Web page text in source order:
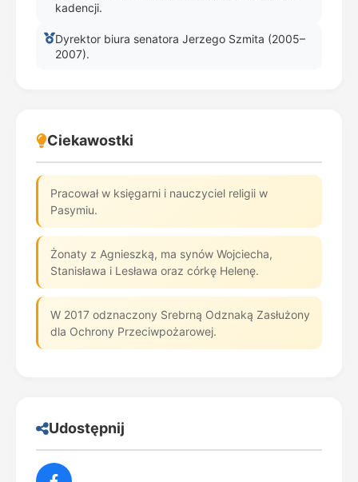
kadencji.
Dyrektor biura senatora Jerzego Szmita (2005–
2007).
Ciekawostki
Pracował w księgarni i nauczyciel religii w
Pasymiu.
Żonaty z Agnieszką, ma synów Wojciecha,
Stanisława i Lesława oraz córkę Helenę.
W 2017 odznaczony Srebrną Odznaką Zasłużony
dla Ochrony Przeciwpożarowej.
Udostępnij